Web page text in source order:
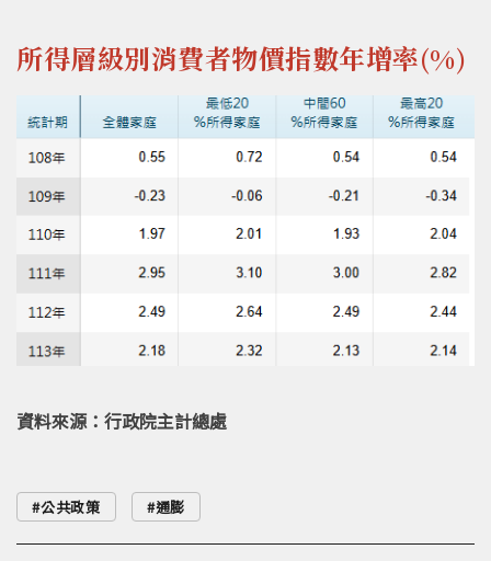
所得層級別消費者物價指數年增率(%)
資料來源：行政院主計總處
公共政策 通膨